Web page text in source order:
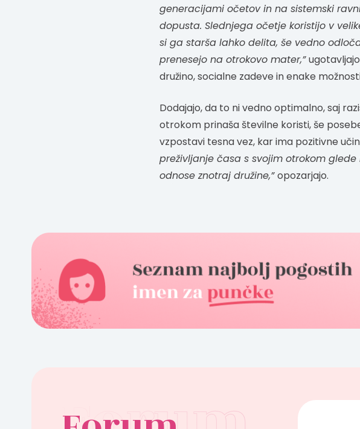
generacijami očetov in na sistemski
dopusta. Slednjega očetje koristijo v
si ga starša lahko delita, še vedno
prenesejo na otrokovo mater,”
družino, socialne zadeve in enake
Dodajajo, da to ni vedno optimalno, saj
otrokom prinaša številne koristi, še
vzpostavi tesna vez, kar ima pozitivne
preživljanje časa s svojim otrokom
odnose znotraj družine,”opozarjajo.